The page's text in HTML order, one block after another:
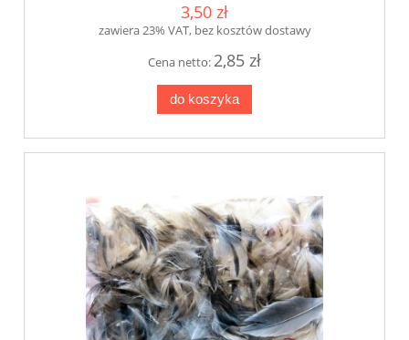
3,50 zł
zawiera 23% VAT, bez kosztów dostawy
Cena netto: 2,85 zł
do koszyka